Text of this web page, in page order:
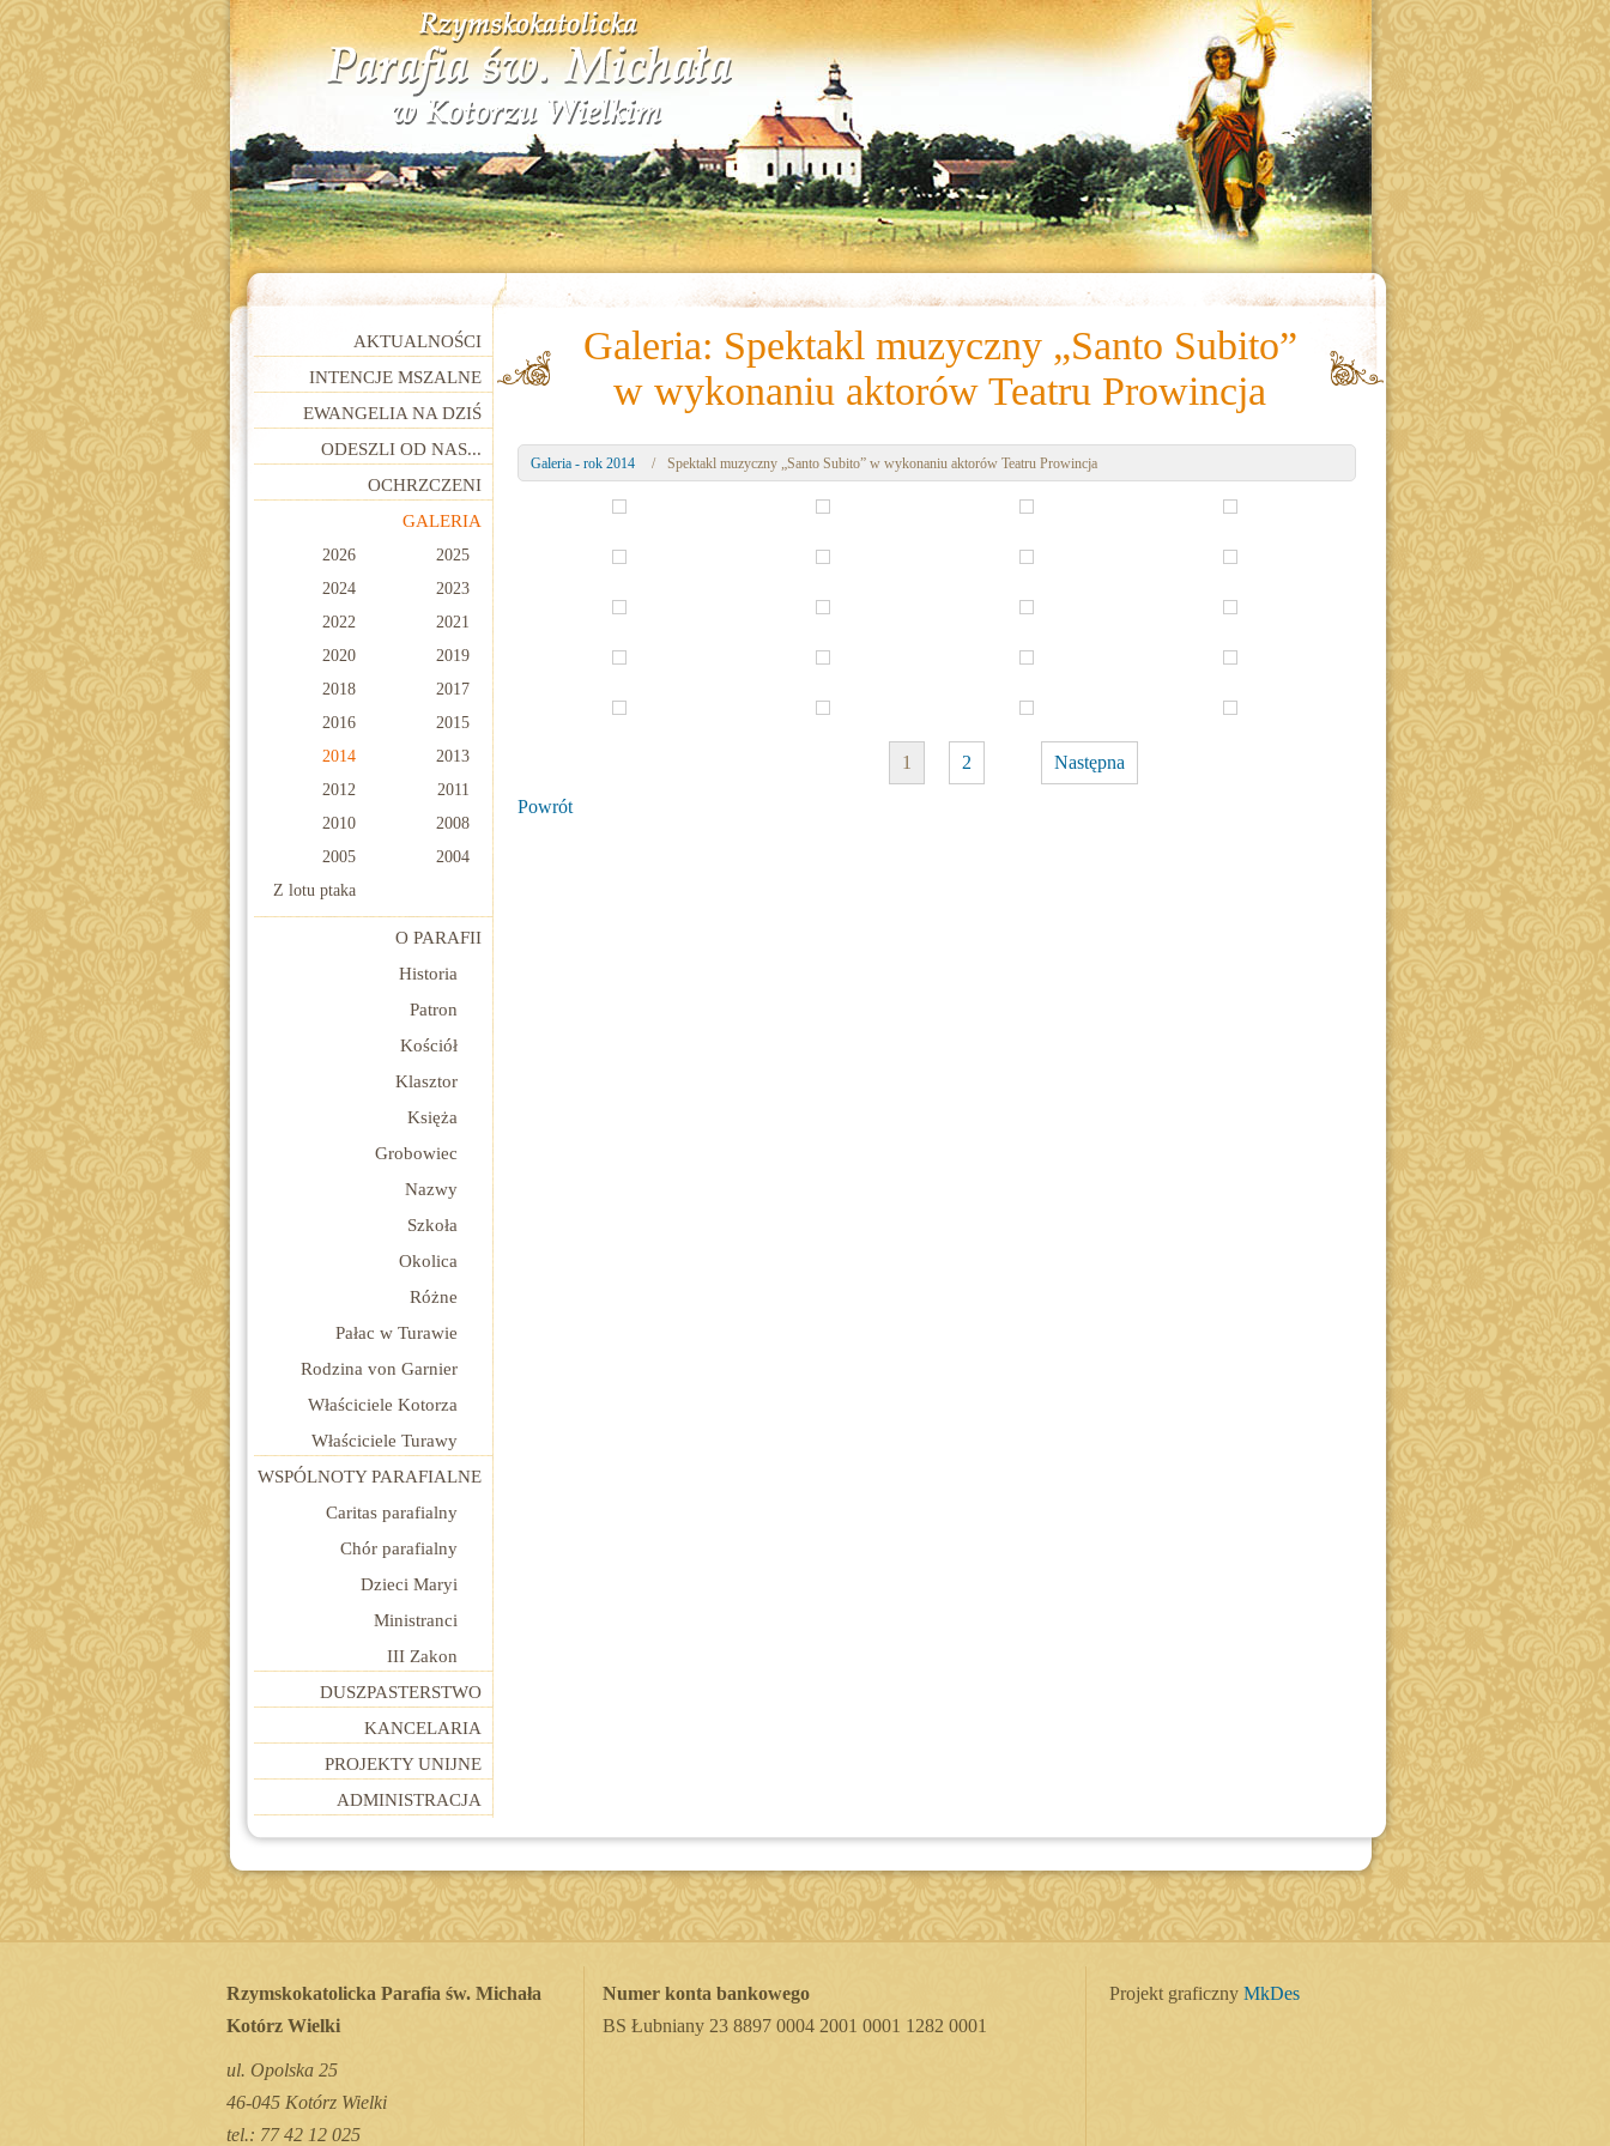
AKTUALNOŚCI
INTENCJE MSZALNE
EWANGELIA NA DZIŚ
ODESZLI OD NAS...
OCHRZCZENI
GALERIA
2026
2025
2024
2023
2022
2021
2020
2019
2018
2017
2016
2015
2014
2013
2012
2011
2010
2008
2005
2004
Z lotu ptaka
O PARAFII
Historia
Patron
Kościół
Klasztor
Księża
Grobowiec
Nazwy
Szkoła
Okolica
Różne
Pałac w Turawie
Rodzina von Garnier
Właściciele Kotorza
Właściciele Turawy
WSPÓLNOTY PARAFIALNE
Caritas parafialny
Chór parafialny
Dzieci Maryi
Ministranci
III Zakon
DUSZPASTERSTWO
KANCELARIA
PROJEKTY UNIJNE
ADMINISTRACJA
Galeria: Spektakl muzyczny „Santo Subito”
w wykonaniu aktorów Teatru Prowincja
Galeria - rok 2014 / Spektakl muzyczny „Santo Subito” w wykonaniu aktorów Teatru Prowincja
1 2 Następna
Powrót
Rzymskokatolicka Parafia św. Michała
Kotórz Wielki
ul. Opolska 25
46-045 Kotórz Wielki
tel.: 77 42 12 025
Numer konta bankowego
BS Łubniany 23 8897 0004 2001 0001 1282 0001
Projekt graficzny MkDes